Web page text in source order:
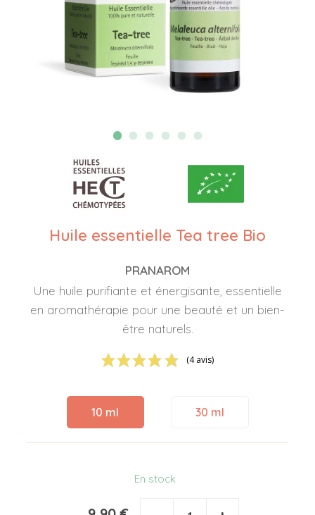
Huile essentielle Tea tree Bio
PRANAROM
Une huile purifiante et énergisante, essentielle
en aromathérapie pour une beauté et un bien-
être naturels.
(4 avis)
10 ml 30 ml
En stock